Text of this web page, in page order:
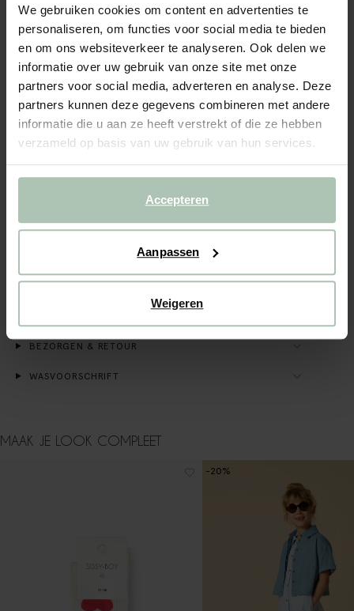
We gebruiken cookies om content en advertenties te
personaliseren, om functies voor social media te bieden
en om ons websiteverkeer te analyseren. Ook delen we
informatie over uw gebruik van onze site met onze
partners voor social media, adverteren en analyse. Deze
partners kunnen deze gegevens combineren met andere
informatie die u aan ze heeft verstrekt of die ze hebben
verzameld op basis van uw gebruik van hun services.
Accepteren
Aanpassen
Weigeren
BEKIJK WINKELVOORRAAD
Gratis verzending naar winkel
Snelle levering
hoge taille, korte lengte, een elastische tailleband, ruffles
ALLES OVER DIT PRODUCT
BEZORGEN & RETOUR
WASVOORSCHRIFT
MAAK JE LOOK COMPLEET
-20%